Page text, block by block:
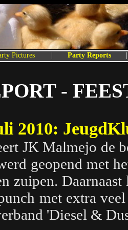
Pictures Party Reports
-
2010:
JK Malmejo de
geopend met
zuipen.
met extra
'Diesel &